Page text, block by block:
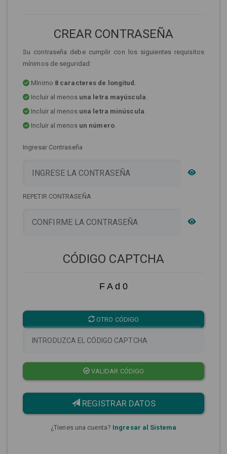
CREAR CONTRASEÑA
Su contraseña debe cumplir con los siguientes requisitos
mínimos de seguridad:
Mínimo 8 caracteres de longitud.
Incluir al menos una letra mayúscula.
Incluir al menos una letra minúscula.
Incluir al menos un número.
Ingresar Contraseña
REPETIR CONTRASEÑA
CÓDIGO CAPTCHA
F A d 0
OTRO CÓDIGO
VALIDAR CÓDIGO
REGISTRAR DATOS
¿Tienes una cuenta? Ingresar al Sistema